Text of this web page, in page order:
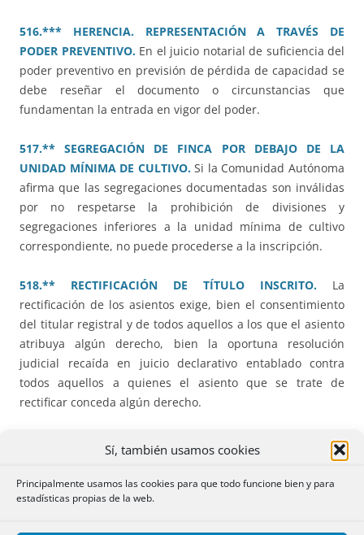
Sí, también usamos cookies
Principalmente usamos las cookies para que todo funcione bien y para
estadísticas propias de la web.
516.*** HERENCIA. REPRESENTACIÓN A TRAVÉS DE
PODER PREVENTIVO.En el juicio notarial de suficiencia del
poder preventivo en previsión de pérdida de capacidad se
debe reseñar el documento o circunstancias que
fundamentan la entrada en vigor del poder.
517.** SEGREGACIÓN DE FINCA POR DEBAJO DE LA
UNIDAD MÍNIMA DE CULTIVO.Si la Comunidad Autónoma
afirma que las segregaciones documentadas son inválidas
por no respetarse la prohibición de divisiones y
segregaciones inferiores a la unidad mínima de cultivo
correspondiente, no puede procederse a la inscripción.
518.** RECTIFICACIÓN DE TÍTULO INSCRITO. La
rectificación de los asientos exige, bien el consentimiento
del titular registral y de todos aquellos a los que el asiento
atribuya algún derecho, bien la oportuna resolución
judicial recaída en juicio declarativo entablado contra
todos aquellos a quienes el asiento que se trate de
rectificar conceda algún derecho.
519.* EXPEDIENTE JUDICIAL DE DOMINIO PARA LA
REANUDACIÓN DE TRACTO.
La excepcionalidad del
expediente de dominio para reanudar el tracto
interrumpido a favor del promotor exige un escrupuloso